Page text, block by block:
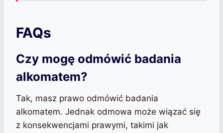
FAQs
Czy mogę odmówić badania
alkomatem?
Tak, masz prawo odmówić badania
alkomatem. Jednak odmowa może wiązać się
z konsekwencjami prawymi, takimi jak